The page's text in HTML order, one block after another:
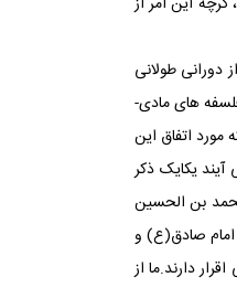
طولانی
‏های مادی-
اتفاق این
ثقات 6 که در نظر ما اهل یقین به شمار می ‏آیند یکایک ذکر
بن الحسین
امام صادق(ع) و
9 نیز به وجود مسائل غیبی و شنیدنی اقرار دارند.ما از